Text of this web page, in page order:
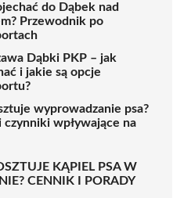
do Dąbek nad
Przewodnik po
Dąbki PKP – jak
i jakie są opcje
wyprowadzanie psa?
czynniki wpływające na
KĄPIEL PSA W
CENNIK I PORADY